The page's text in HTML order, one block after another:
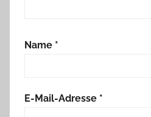
Name *
E-Mail-Adresse *